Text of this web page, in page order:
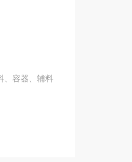
、容器、辅料